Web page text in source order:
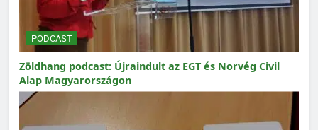
PODCAST
Zöldhang podcast: Újraindult az EGT és Norvég Civil
Alap Magyarországon